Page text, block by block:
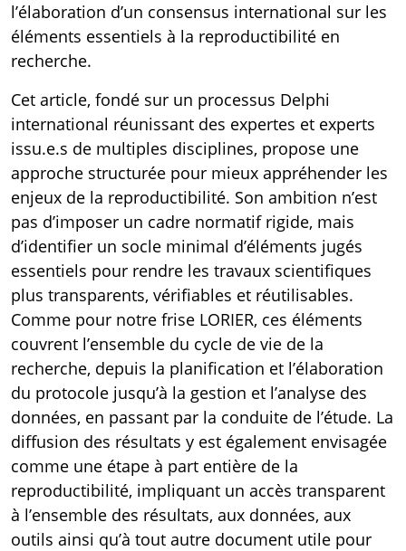
l’élaboration d’un consensus international sur les
éléments essentiels à la reproductibilité en
recherche.
Cet article, fondé sur un processus Delphi
international réunissant des expertes et experts
issu.e.s de multiples disciplines, propose une
approche structurée pour mieux appréhender les
enjeux de la reproductibilité. Son ambition n’est
pas d’imposer un cadre normatif rigide, mais
d’identifier un socle minimal d’éléments jugés
essentiels pour rendre les travaux scientifiques
plus transparents, vérifiables et réutilisables.
Comme pour notre frise LORIER, ces éléments
couvrent l’ensemble du cycle de vie de la
recherche, depuis la planification et l’élaboration
du protocole jusqu’à la gestion et l’analyse des
données, en passant par la conduite de l’étude. La
diffusion des résultats y est également envisagée
comme une étape à part entière de la
reproductibilité, impliquant un accès transparent
à l’ensemble des résultats, aux données, aux
outils ainsi qu’à tout autre document utile pour